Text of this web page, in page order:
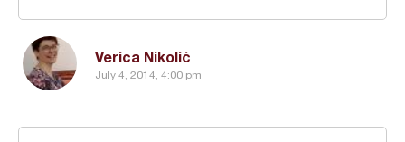
Verica Nikolić
July 4, 2014, 4:00 pm